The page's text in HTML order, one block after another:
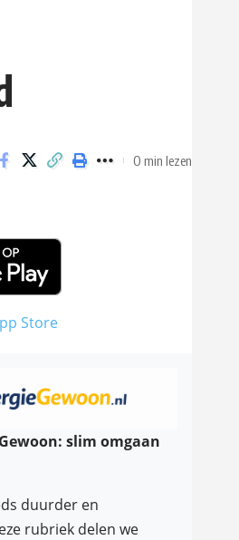
0 min lezen
slim omgaan
duurder en
rubriek delen we